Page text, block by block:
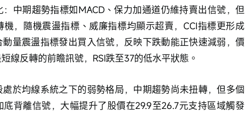
中期趨勢指標如MACD、保力加通道仍維持賣出信號，但
，隨機震盪指標、威廉指標均顯示超賣，CCI指標更形成
動量震盪指標發出買入信號，反映下跌動能正快速減弱，價
線反轉的前瞻訊號，RSI跌至37的低水平狀態。
於均線系統之下的弱勢格局，中期趨勢尚未扭轉，但多個
背離信號，大幅提升了股價在29.9至26.7元支持區域觸發